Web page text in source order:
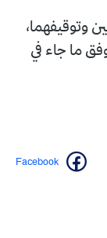
وتوقيفهما،
ما جاء في
Facebook